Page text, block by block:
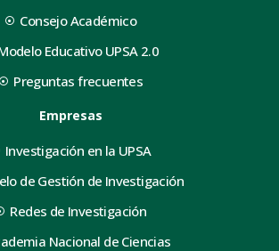
Consejo Académico
Educativo UPSA 2.0
Preguntas frecuentes
Empresas
Investigación en la UPSA
de Gestión de Investigación
Redes de Investigación
Nacional de Ciencias